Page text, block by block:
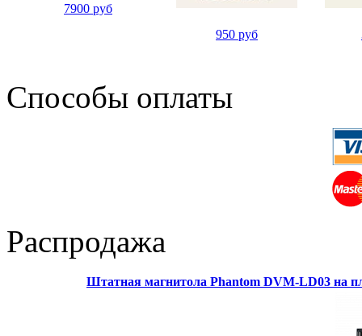
7900 руб
950 руб
Способы оплаты
Распродажа
Штатная магнитола Phantom DVM-LD03 на